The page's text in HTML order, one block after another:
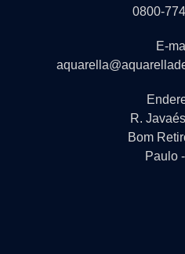
0800-
E-
R.
Bom
Paulo